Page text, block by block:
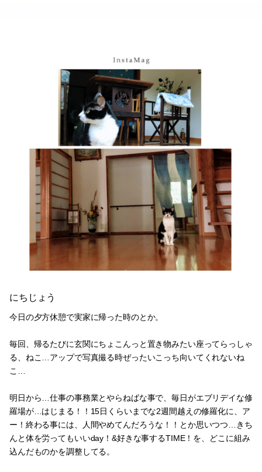
にちじょう
今日の夕方休憩で実家に帰った時のとか。
毎回、帰るたびに玄関にちょこんっと置き物みたい座ってらっしゃ
る、ねこ…アップで写真撮る時ぜったいこっち向いてくれないね
こ…
明日から…仕事の事務業とやらねばな事で、毎日がエブリデイな修
羅場が…はじまる！！15日くらいまでな2週間越えの修羅化に、ア
ー！終わる事には、人間やめてんだろうな！！とか思いつつ…きち
んと体を労ってもいいday！&好きな事するTIME！を、どこに組み
込んだものかを調整してる。